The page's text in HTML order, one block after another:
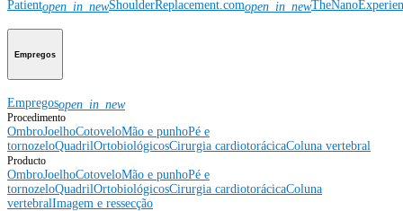
Patientopen_in_newShoulderReplacement.comopen_in_new
Empregos
Empregosopen_in_new
Procedimento
OmbroJoelhoCotoveloMão e punhoPé e
tornozeloQuadrilOrtobiológicosCirurgia cardiotorácicaColuna vertebral
Producto
OmbroJoelhoCotoveloMão e punhoPé e
tornozeloQuadrilOrtobiológicosCirurgia cardiotorácicaColuna
vertebralImagem e ressecção